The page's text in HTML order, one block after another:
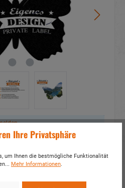
Ihre Privatsphäre
um Ihnen die bestmögliche Funktionalität
Mehr Informationen.